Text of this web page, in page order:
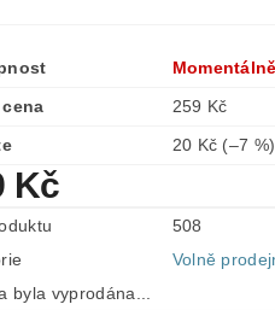
cena
259 Kč
20 Kč (–7 %)
Kč
508
Volně
byla vyprodána...